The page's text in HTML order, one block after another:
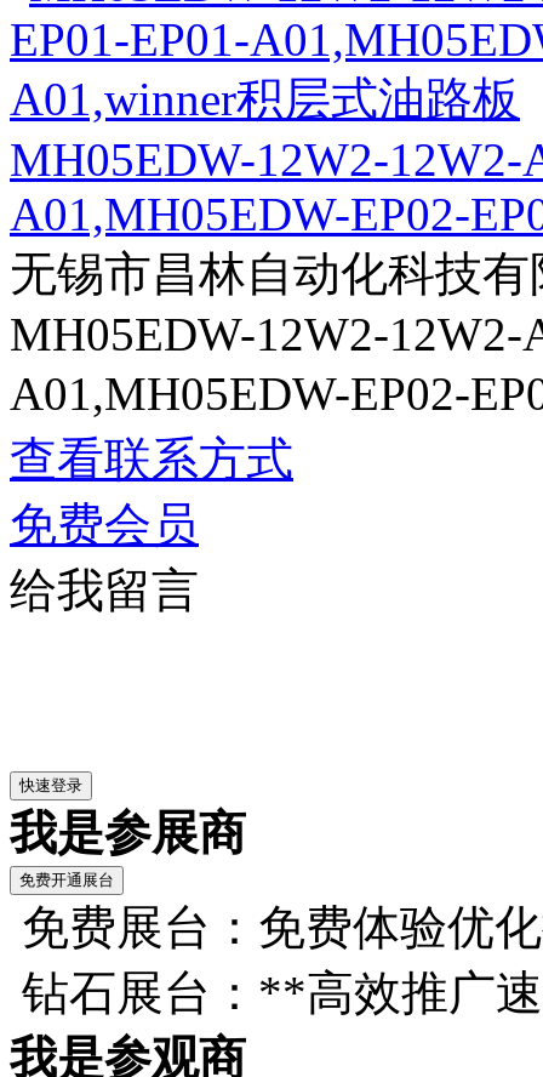
MH05EDW-12W2-12W2-
A01,MH05EDW-EP02-
无锡市昌林自动化科技有
MH05EDW-12W2-12W2-
A01,MH05EDW-EP02-
查看联系方式
免费会员
给我留言
我是参展商
免费展台：免费体验优
钻石展台：**高效推广
我是参观商